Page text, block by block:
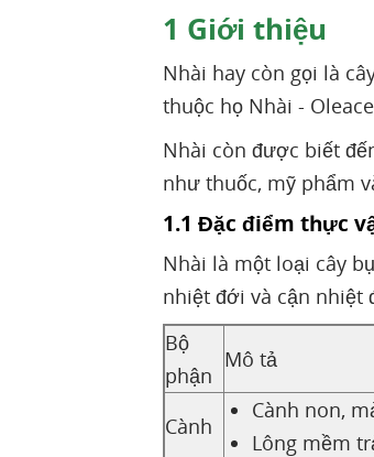
1 Giới thiệu
Nhài hay còn gọi là
thuộc họ Nhài -
Nhài còn được biết
như thuốc, mỹ phẩm
1.1 Đặc điểm thực
Nhài là một loại cây
nhiệt đới và cận nhiệt
Bộ
phận
Mô tả
Cành
Lông mềm